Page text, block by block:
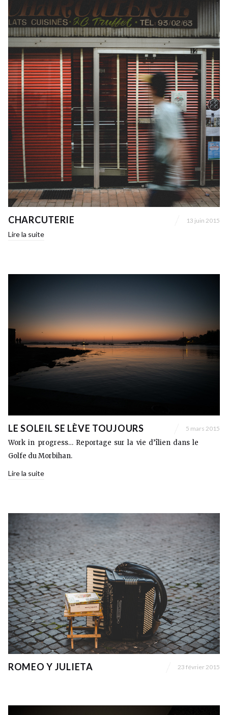
CHARCUTERIE 13 juin 2015
Lire la suite
LE SOLEIL SE LÈVE TOUJOURS 5 mars 2015
Work in progress… Reportage sur la vie d’îlien dans le
Golfe du Morbihan.
Lire la suite
ROMEO Y JULIETA 23 février 2015